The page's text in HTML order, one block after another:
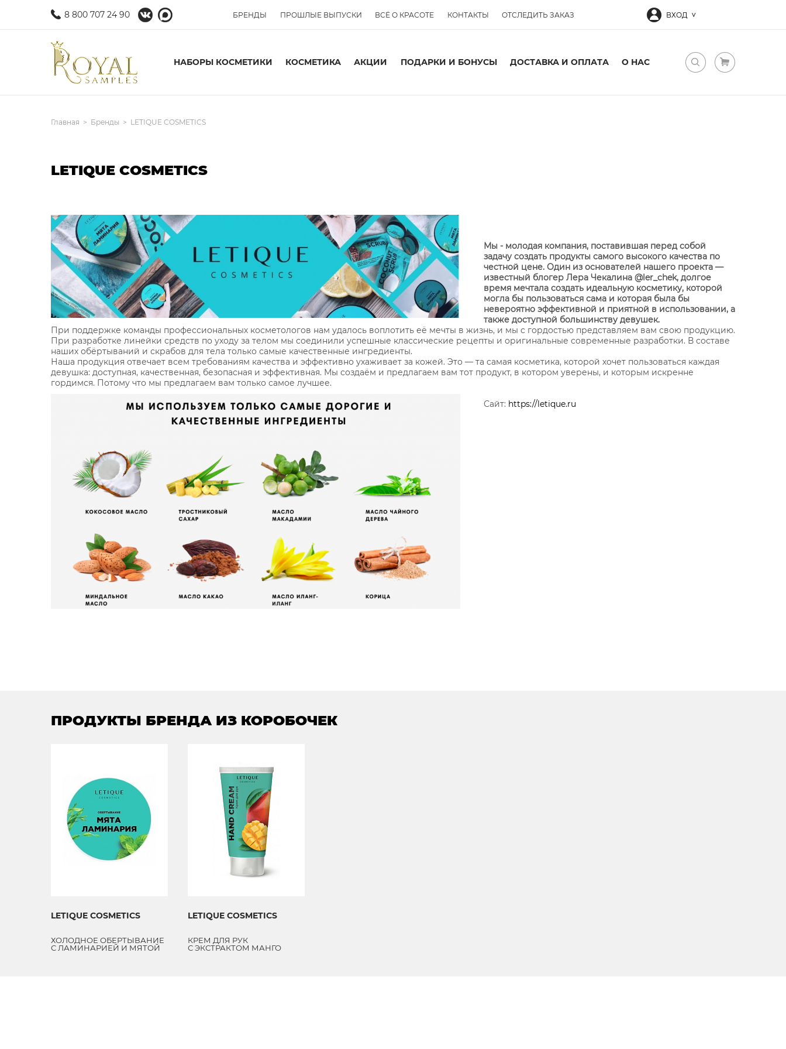
8 800 707 24 90 БРЕНДЫ ПРОШЛЫЕ ВЫПУСКИ ВСЁ О КРАСОТЕ КОНТАКТЫ ОТСЛЕДИТЬ ЗАКАЗ ВХОД
НАБОРЫ КОСМЕТИКИ КОСМЕТИКА АКЦИИ ПОДАРКИ И БОНУСЫ ДОСТАВКА И ОПЛАТА О НАС
Главная Бренды LETIQUE COSMETICS
LETIQUE COSMETICS
Мы - молодая компания, поставившая перед собой
задачу создать продукты самого высокого качества по
честной цене. Один из основателей нашего проекта —
известный блогер Лера Чекалина @ler_chek, долгое
время мечтала создать идеальную косметику, которой
могла бы пользоваться сама и которая была бы
невероятно эффективной и приятной в использовании, а
также доступной большинству девушек.
При поддержке команды профессиональных косметологов нам удалось воплотить её мечты в жизнь, и мы с гордостью представляем вам свою продукцию.
При разработке линейки средств по уходу за телом мы соединили успешные классические рецепты и оригинальные современные разработки. В составе
наших обёртываний и скрабов для тела только самые качественные ингредиенты.
Наша продукция отвечает всем требованиям качества и эффективно ухаживает за кожей. Это — та самая косметика, которой хочет пользоваться каждая
девушка: доступная, качественная, безопасная и эффективная. Мы создаём и предлагаем вам тот продукт, в котором уверены, и которым искренне
гордимся. Потому что мы предлагаем вам только самое лучшее.
Сайт: https://letique.ru
ПРОДУКТЫ БРЕНДА ИЗ КОРОБОЧЕК
LETIQUE COSMETICS
ХОЛОДНОЕ ОБЕРТЫВАНИЕ
С ЛАМИНАРИЕЙ И МЯТОЙ
LETIQUE COSMETICS
КРЕМ ДЛЯ РУК
С ЭКСТРАКТОМ МАНГО